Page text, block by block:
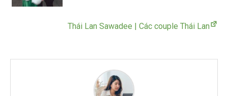
Thái Lan Sawadee | Các couple Thái Lan